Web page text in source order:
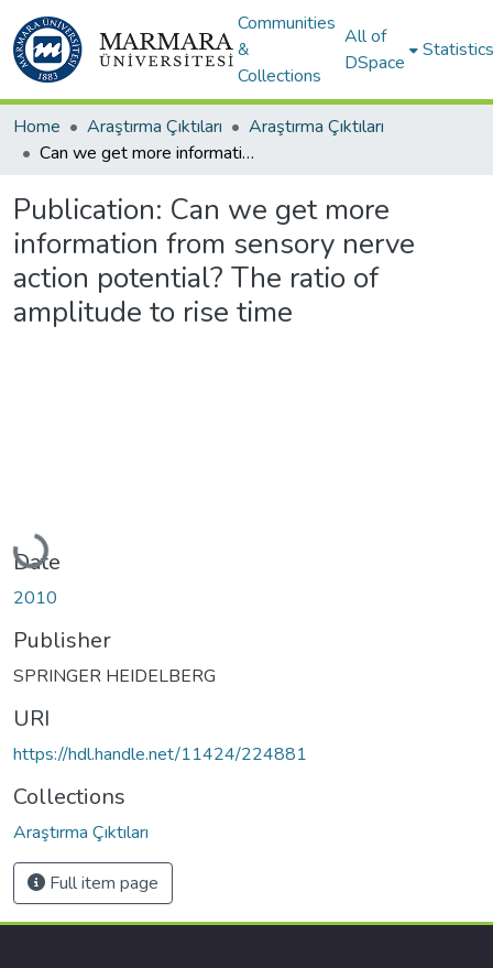
Communities
&
Collections
All of
DSpace
Statistics
Home Araştırma Çıktıları
Araştırma Çıktıları
Can we get more information from sensory nerve action potential? The ratio of amplitude to rise time
Publication: Can we get more
information from sensory nerve
action potential? The ratio of
amplitude to rise time
Loading...
Date
2010
Publisher
SPRINGER HEIDELBERG
URI
https://hdl.handle.net/11424/224881
Collections
Araştırma Çıktıları
Full item page